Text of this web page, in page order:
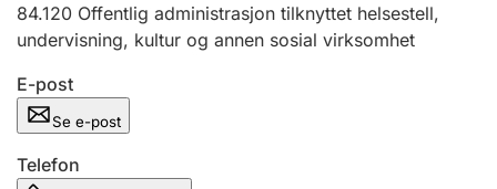
Andre tema
84.120 Offentlig administrasjon tilknyttet helsestell,
undervisning, kultur og annen sosial virksomhet
E-post
Se e-post
Telefon